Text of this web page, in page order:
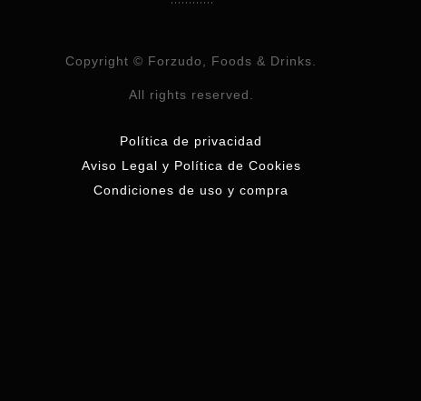
Copyright © Forzudo, Foods & Drinks.
All rights reserved.
Política de privacidad
Aviso Legal y Política de Cookies
Condiciones de uso y compra